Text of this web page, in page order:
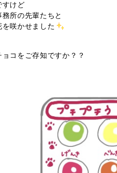
すけど
所の先輩たちと
咲かせました
コをご存知ですか？？